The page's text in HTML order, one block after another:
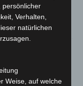
Oper im
persönlicher
Verhalten,
natürlichen
Weise, auf welche